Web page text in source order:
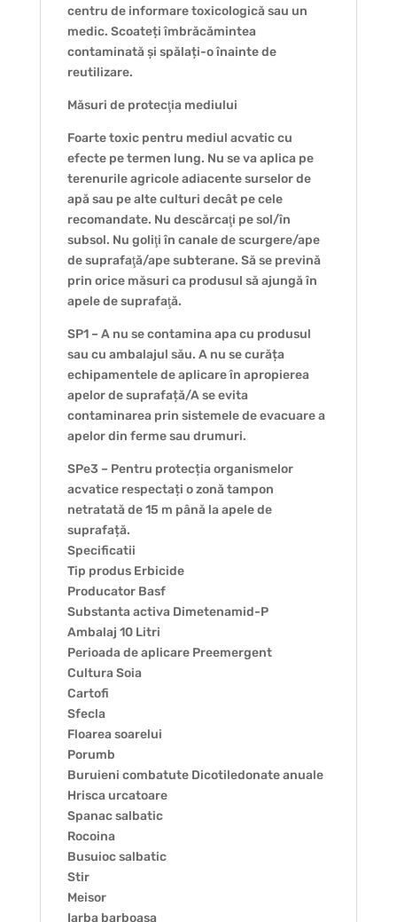
centru de informare toxicologică sau un
medic. Scoateți îmbrăcămintea
contaminată și spălați-o înainte de
reutilizare.
Măsuri de protecţia mediului
Foarte toxic pentru mediul acvatic cu
efecte pe termen lung. Nu se va aplica pe
terenurile agricole adiacente surselor de
apă sau pe alte culturi decât pe cele
recomandate. Nu descărcaţi pe sol/în
subsol. Nu goliţi în canale de scurgere/ape
de suprafaţă/ape subterane. Să se prevină
prin orice măsuri ca produsul să ajungă în
apele de suprafaţă.
SP1 – A nu se contamina apa cu produsul
sau cu ambalajul său. A nu se curăța
echipamentele de aplicare în apropierea
apelor de suprafață/A se evita
contaminarea prin sistemele de evacuare a
apelor din ferme sau drumuri.
SPe3 – Pentru protecția organismelor
acvatice respectați o zonă tampon
netratată de 15 m până la apele de
suprafață.
Specificatii
Tip produs Erbicide
Producator Basf
Substanta activa Dimetenamid-P
Ambalaj 10 Litri
Perioada de aplicare Preemergent
Cultura Soia
Cartofi
Sfecla
Floarea soarelui
Porumb
Buruieni combatute Dicotiledonate anuale
Hrisca urcatoare
Spanac salbatic
Rocoina
Busuioc salbatic
Stir
Meisor
Iarba barboasa